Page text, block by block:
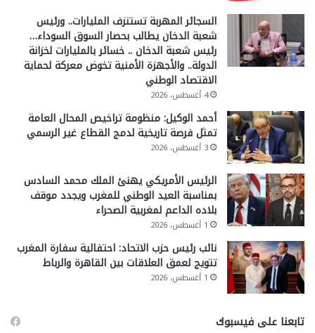
السجائر المهربة تستنزف المليارات.. ورئيس
شعبة الدخان يطالب بحصار السوق السوداء…
رئيس شعبة الدخان .. خسائر بالمليارات لخزانة
الدولة.. والأجهزة الأمنية تخوض معركة لحماية
الاقتصاد الوطني
4 أغسطس، 2026
أحمد الوكيل: منظومة تراخيص المحال العامة
تمثل فرصة تاريخية لدمج القطاع غير الرسمي
3 أغسطس، 2026
الرئيس الأمريكي يهنئ الملك محمد السادس
بمناسبة العيد الوطني للمغرب ويجدد موقف
بلاده الداعم لمغربية الصحراء
1 أغسطس، 2026
نائب رئيس حزب الاتحاد: احتفالية سفارة المغرب
تتويج لعمق العلاقات بين القاهرة والرباط
1 أغسطس، 2026
تابعنا على فيسبوك